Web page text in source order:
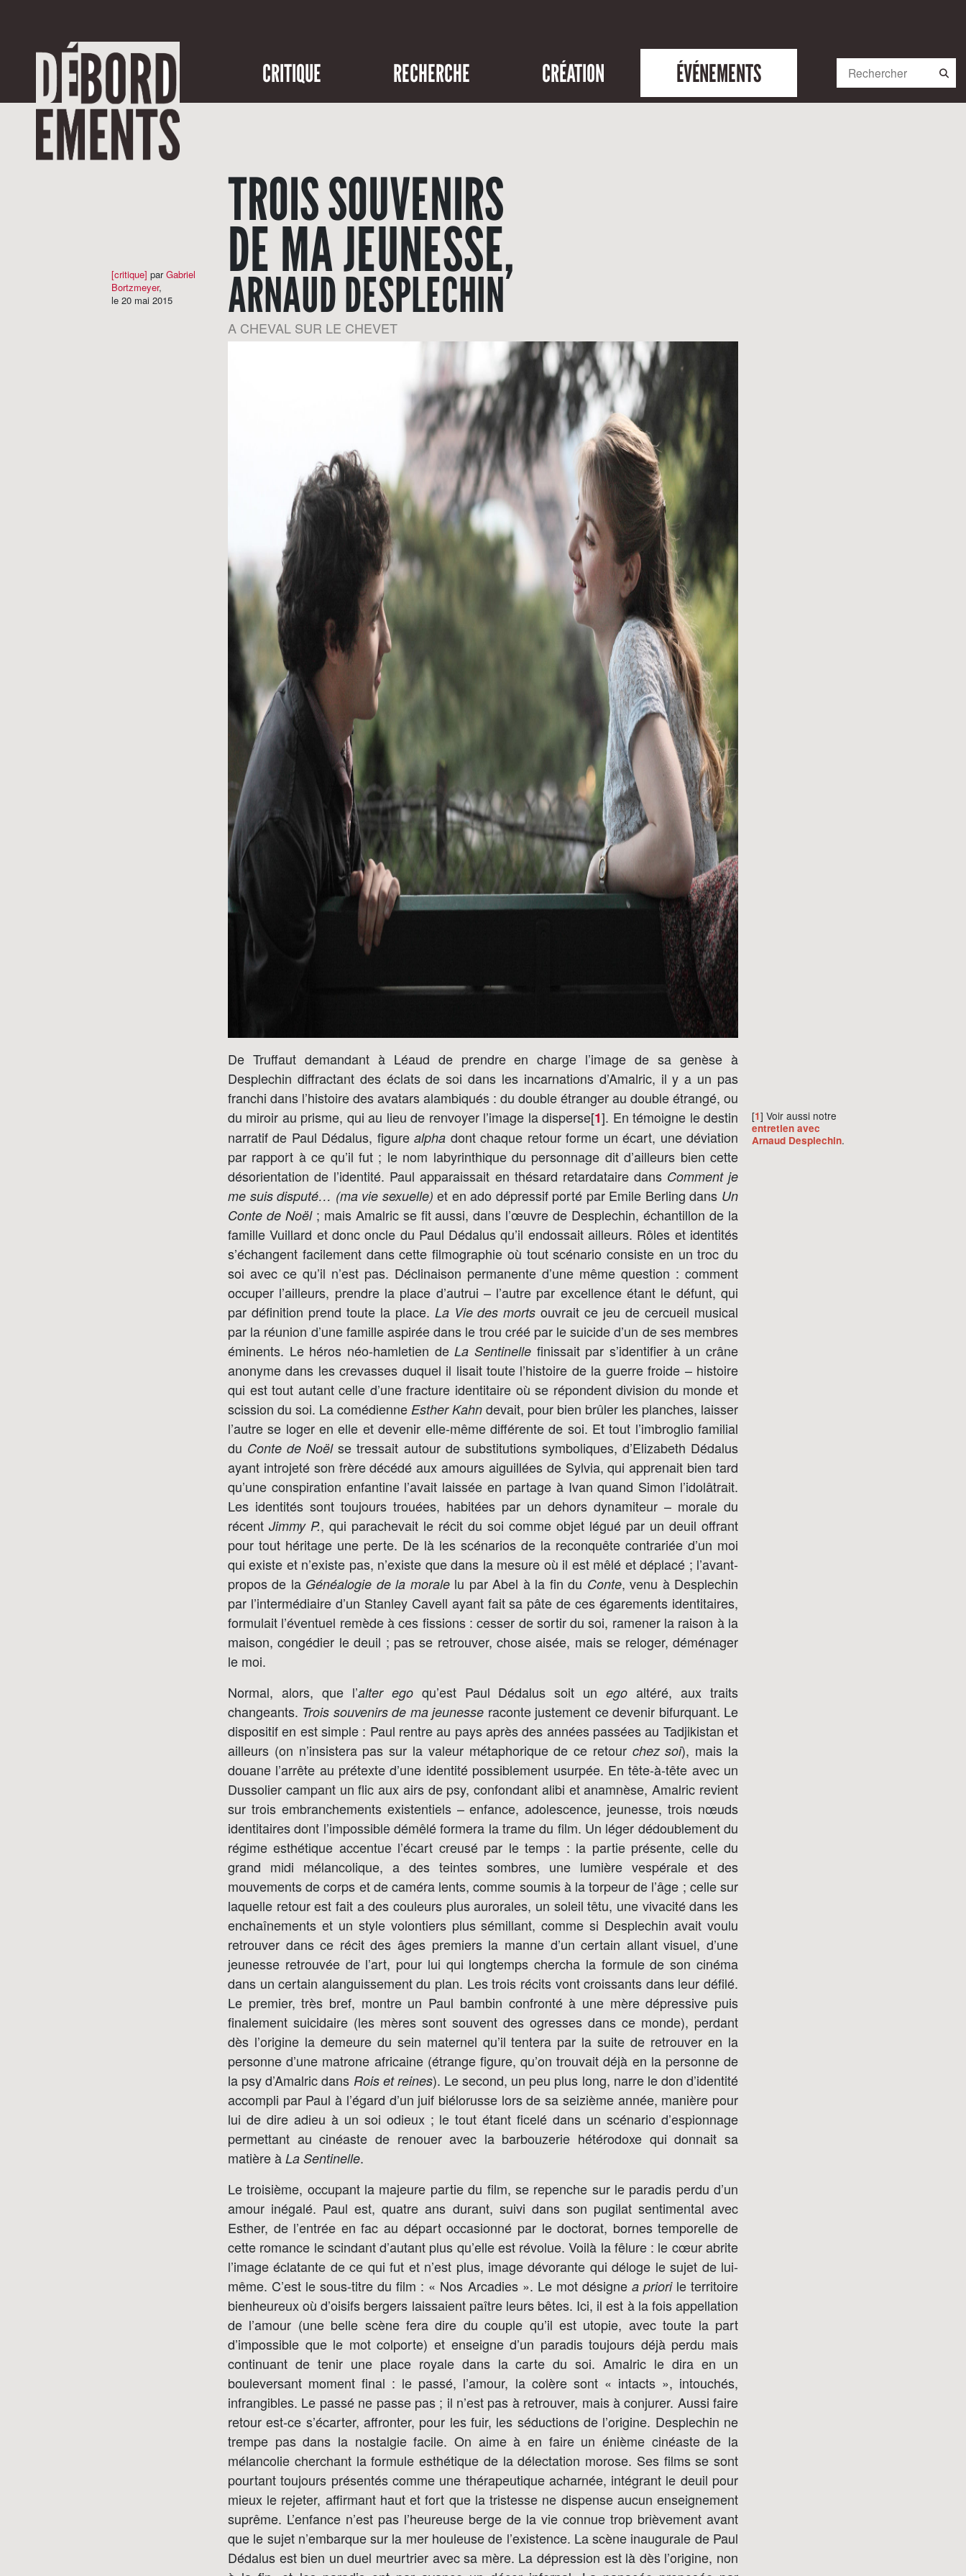
CRITIQUE RECHERCHE CRÉATION ÉVÉNEMENTS
TROIS SOUVENIRS
DE MA JEUNESSE,
ARNAUD DESPLECHIN
A CHEVAL SUR LE CHEVET
[critique] parGabriel
Bortzmeyer,
le 20 mai 2015
De Truffaut demandant à Léaud de prendre en charge l’image de sa genèse à
Desplechin diffractant des éclats de soi dans les incarnations d’Amalric, il y a un pas
franchi dans l’histoire des avatars alambiqués : du double étranger au double étrangé, ou
du miroir au prisme, qui au lieu de renvoyer l’image la disperse[1] [1] Voir aussi notre
entretien avec
Arnaud Desplechin.
. En témoigne le destin
narratif de Paul Dédalus, figurealpha dont chaque retour forme un écart, une déviation
par rapport à ce qu’il fut ; le nom labyrinthique du personnage dit d’ailleurs bien cette
désorientation de l’identité. Paul apparaissait en thésard retardataire dans Comment je
me suis disputé… (ma vie sexuelle) et en ado dépressif porté par Emile Berling dans Un
Conte de Noël; mais Amalric se fit aussi, dans l’œuvre de Desplechin, échantillon de la
famille Vuillard et donc oncle du Paul Dédalus qu’il endossait ailleurs. Rôles et identités
s’échangent facilement dans cette filmographie où tout scénario consiste en un troc du
soi avec ce qu’il n’est pas. Déclinaison permanente d’une même question : comment
occuper l’ailleurs, prendre la place d’autrui – l’autre par excellence étant le défunt, qui
par définition prend toute la place. La Vie des morts ouvrait ce jeu de cercueil musical
par la réunion d’une famille aspirée dans le trou créé par le suicide d’un de ses membres
éminents. Le héros néo-hamletien deLa Sentinelle finissait par s’identifier à un crâne
anonyme dans les crevasses duquel il lisait toute l’histoire de la guerre froide – histoire
qui est tout autant celle d’une fracture identitaire où se répondent division du monde et
scission du soi. La comédienne Esther Kahn devait, pour bien brûler les planches, laisser
l’autre se loger en elle et devenir elle-même différente de soi. Et tout l’imbroglio familial
du Conte de Noëlse tressait autour de substitutions symboliques, d’Elizabeth Dédalus
ayant introjeté son frère décédé aux amours aiguillées de Sylvia, qui apprenait bien tard
qu’une conspiration enfantine l’avait laissée en partage à Ivan quand Simon l’idolâtrait.
Les identités sont toujours trouées, habitées par un dehors dynamiteur – morale du
récent Jimmy P., qui parachevait le récit du soi comme objet légué par un deuil offrant
pour tout héritage une perte. De là les scénarios de la reconquête contrariée d’un moi
qui existe et n’existe pas, n’existe que dans la mesure où il est mêlé et déplacé ; l’avant-
propos de la Généalogie de la moralelu par Abel à la fin du Conte, venu à Desplechin
par l’intermédiaire d’un Stanley Cavell ayant fait sa pâte de ces égarements identitaires,
formulait l’éventuel remède à ces fissions : cesser de sortir du soi, ramener la raison à la
maison, congédier le deuil ; pas se retrouver, chose aisée, mais se reloger, déménager
le moi.
Normal, alors, que l’alter egoqu’est Paul Dédalus soit unego altéré, aux traits
changeants. Trois souvenirs de ma jeunesse raconte justement ce devenir bifurquant. Le
dispositif en est simple : Paul rentre au pays après des années passées au Tadjikistan et
ailleurs (on n’insistera pas sur la valeur métaphorique de ce retour chez soi), mais la
douane l’arrête au prétexte d’une identité possiblement usurpée. En tête-à-tête avec un
Dussolier campant un flic aux airs de psy, confondant alibi et anamnèse, Amalric revient
sur trois embranchements existentiels – enfance, adolescence, jeunesse, trois nœuds
identitaires dont l’impossible démêlé formera la trame du film. Un léger dédoublement du
régime esthétique accentue l’écart creusé par le temps : la partie présente, celle du
grand midi mélancolique, a des teintes sombres, une lumière vespérale et des
mouvements de corps et de caméra lents, comme soumis à la torpeur de l’âge ; celle sur
laquelle retour est fait a des couleurs plus aurorales, un soleil têtu, une vivacité dans les
enchaînements et un style volontiers plus sémillant, comme si Desplechin avait voulu
retrouver dans ce récit des âges premiers la manne d’un certain allant visuel, d’une
jeunesse retrouvée de l’art, pour lui qui longtemps chercha la formule de son cinéma
dans un certain alanguissement du plan. Les trois récits vont croissants dans leur défilé.
Le premier, très bref, montre un Paul bambin confronté à une mère dépressive puis
finalement suicidaire (les mères sont souvent des ogresses dans ce monde), perdant
dès l’origine la demeure du sein maternel qu’il tentera par la suite de retrouver en la
personne d’une matrone africaine (étrange figure, qu’on trouvait déjà en la personne de
la psy d’Amalric dans Rois et reines). Le second, un peu plus long, narre le don d’identité
accompli par Paul à l’égard d’un juif biélorusse lors de sa seizième année, manière pour
lui de dire adieu à un soi odieux ; le tout étant ficelé dans un scénario d’espionnage
permettant au cinéaste de renouer avec la barbouzerie hétérodoxe qui donnait sa
matière à La Sentinelle.
Le troisième, occupant la majeure partie du film, se repenche sur le paradis perdu d’un
amour inégalé. Paul est, quatre ans durant, suivi dans son pugilat sentimental avec
Esther, de l’entrée en fac au départ occasionné par le doctorat, bornes temporelle de
cette romance le scindant d’autant plus qu’elle est révolue. Voilà la fêlure : le cœur abrite
l’image éclatante de ce qui fut et n’est plus, image dévorante qui déloge le sujet de lui-
même. C’est le sous-titre du film : « Nos Arcadies ». Le mot désigne a priorile territoire
bienheureux où d’oisifs bergers laissaient paître leurs bêtes. Ici, il est à la fois appellation
de l’amour (une belle scène fera dire du couple qu’il est utopie, avec toute la part
d’impossible que le mot colporte) et enseigne d’un paradis toujours déjà perdu mais
continuant de tenir une place royale dans la carte du soi. Amalric le dira en un
bouleversant moment final : le passé, l’amour, la colère sont « intacts », intouchés,
infrangibles. Le passé ne passe pas ; il n’est pas à retrouver, mais à conjurer. Aussi faire
retour est-ce s’écarter, affronter, pour les fuir, les séductions de l’origine. Desplechin ne
trempe pas dans la nostalgie facile. On aime à en faire un énième cinéaste de la
mélancolie cherchant la formule esthétique de la délectation morose. Ses films se sont
pourtant toujours présentés comme une thérapeutique acharnée, intégrant le deuil pour
mieux le rejeter, affirmant haut et fort que la tristesse ne dispense aucun enseignement
suprême. L’enfance n’est pas l’heureuse berge de la vie connue trop brièvement avant
que le sujet n’embarque sur la mer houleuse de l’existence. La scène inaugurale de Paul
Dédalus est bien un duel meurtrier avec sa mère. La dépression est là dès l’origine, non